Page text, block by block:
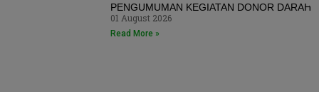
PENGUMUMAN KEGIATAN DONOR DARAH
01 August 2026
Read More »